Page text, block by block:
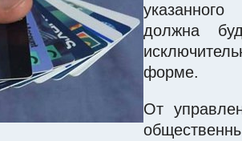
должна
форме.
От